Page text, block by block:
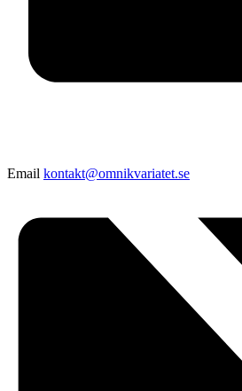
Email kontakt@omnikvariatet.se